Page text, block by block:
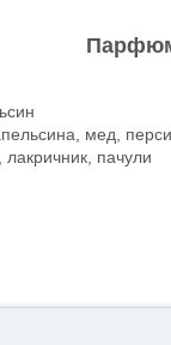
мед,
пачули